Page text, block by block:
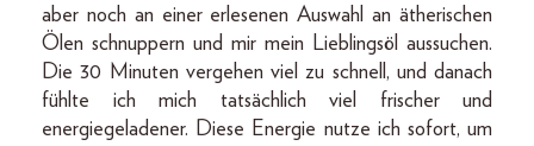
aber noch an einer erlesenen Auswahl an ätherischen
Ölen schnuppern und mir mein Lieblingsöl aussuchen.
Die 30 Minuten vergehen viel zu schnell, und danach
fühlte ich mich tatsächlich viel frischer und
energiegeladener. Diese Energie nutze ich sofort, um